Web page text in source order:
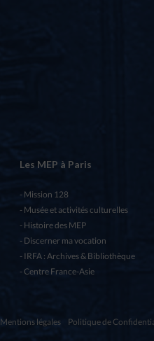
Les MEP à Paris
Mission 128
Musée et activités culturelles
Histoire des MEP
Discerner ma vocation
IRFA : Archives & Bibliothèque
Centre France-Asie
Mentions légales Politique de